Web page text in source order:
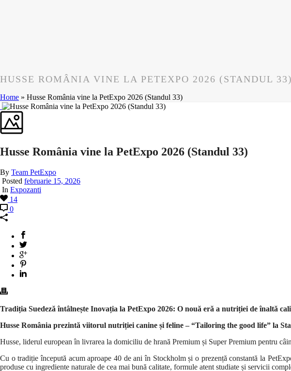
HUSSE ROMÂNIA VINE LA PETEXPO 2026 (STANDUL 33)
Home » Husse România vine la PetExpo 2026 (Standul 33)
Husse România vine la PetExpo 2026 (Standul 33)
By Team PetExpo
Posted februarie 15, 2026
In Expozanti
14
0
Tradiția Suedeză întâlnește Inovația la PetExpo 2026: O nouă eră a nutriției de înaltă
Husse România prezintă viitorul nutriției canine și feline – “Tailoring the good life” la
Husse, liderul european în livrarea la domiciliu de hrană Premium și Super Premium pentru
Cu o tradiție începută acum aproape 40 de ani în Stockholm și o prezență constantă la
produse cu ingrediente naturale de cea mai bună calitate, formule atent studiate și servicii